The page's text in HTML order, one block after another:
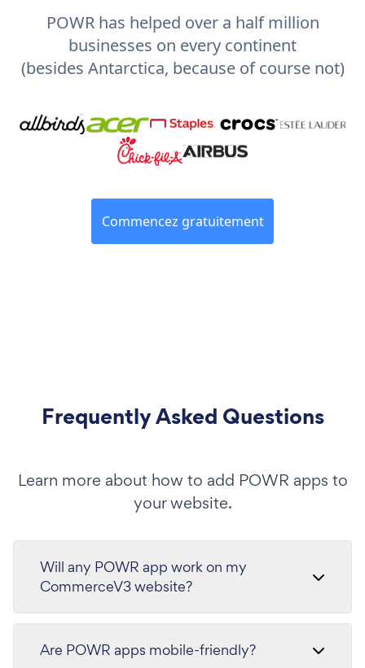
POWR has helped over a half million
businesses on every continent
(besides Antarctica, because of course not)
Commencez gratuitement
Frequently Asked Questions
Learn more about how to add POWR apps to
your website.
Will any POWR app work on my
CommerceV3 website?
Are POWR apps mobile-friendly?